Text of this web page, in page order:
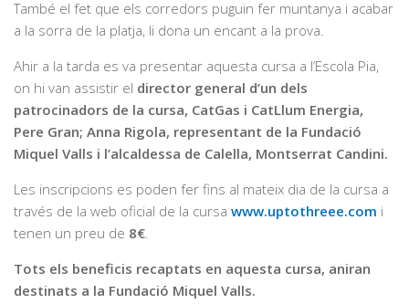
També el fet que els corredors puguin fer muntanya i acabar
a la sorra de la platja, li dona un encant a la prova.
Ahir a la tarda es va presentar aquesta cursa a l’Escola Pia,
on hi van assistir el director general d’un dels
patrocinadors de la cursa, CatGas i CatLlum Energia,
Pere Gran; Anna Rigola, representant de la Fundació
Miquel Valls i l’alcaldessa de Calella, Montserrat Candini.
Les inscripcions es poden fer fins al mateix dia de la cursa a
través de la web oficial de la cursa www.uptothreee.com i
tenen un preu de 8€.
Tots els beneficis recaptats en aquesta cursa, aniran
destinats a la Fundació Miquel Valls.